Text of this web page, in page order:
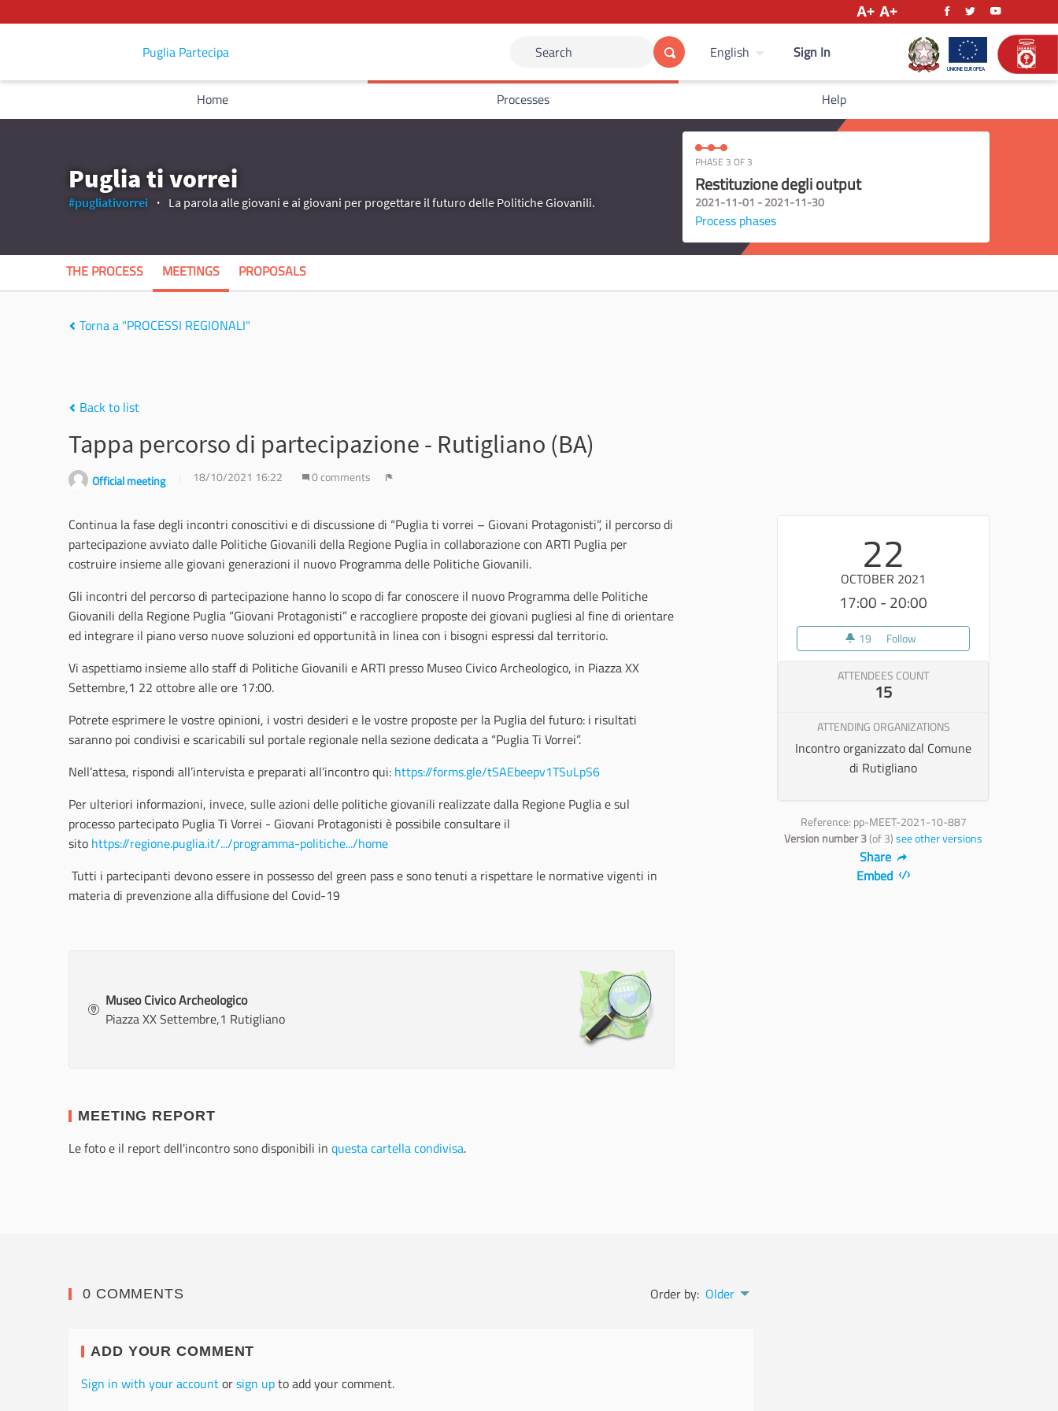
Puglia Partecipa Search English Sign In
Home Processes Help
Puglia ti vorrei
#pugliativorrei La parola alle giovani e ai giovani per progettare il futuro delle Politiche Giovanili.
PHASE 3 OF 3
Restituzione degli output
2021-11-01 - 2021-11-30
Process phases
THE PROCESS MEETINGS PROPOSALS
Torna a "PROCESSI REGIONALI"
Back to list
Tappa percorso di partecipazione - Rutigliano (BA)
Official meeting 18/10/2021 16:22 0 comments
22
OCTOBER 2021
17:00 - 20:00
19 19 followers
Follow
ATTENDEES COUNT
15
ATTENDING ORGANIZATIONS
Incontro organizzato dal Comune
di Rutigliano
Reference: pp-MEET-2021-10-887
Version number 3(of 3)see other versions
Share
Embed
Continua la fase degli incontri conoscitivi e di discussione di “Puglia ti vorrei – Giovani Protagonisti”, il percorso di
partecipazione avviato dalle Politiche Giovanili della Regione Puglia in collaborazione con ARTI Puglia per
costruire insieme alle giovani generazioni il nuovo Programma delle Politiche Giovanili.
Gli incontri del percorso di partecipazione hanno lo scopo di far conoscere il nuovo Programma delle Politiche
Giovanili della Regione Puglia “Giovani Protagonisti” e raccogliere proposte dei giovani pugliesi al fine di orientare
ed integrare il piano verso nuove soluzioni ed opportunità in linea con i bisogni espressi dal territorio.
Vi aspettiamo insieme allo staff di Politiche Giovanili e ARTI presso Museo Civico Archeologico, in Piazza XX
Settembre,1 22 ottobre alle ore 17:00.
Potrete esprimere le vostre opinioni, i vostri desideri e le vostre proposte per la Puglia del futuro: i risultati
saranno poi condivisi e scaricabili sul portale regionale nella sezione dedicata a “Puglia Ti Vorrei”.
Nell’attesa, rispondi all’intervista e preparati all’incontro qui: https://forms.gle/tSAEbeepv1TSuLpS6
Per ulteriori informazioni, invece, sulle azioni delle politiche giovanili realizzate dalla Regione Puglia e sul
processo partecipato Puglia Ti Vorrei - Giovani Protagonisti è possibile consultare il
sito https://regione.puglia.it/.../programma-politiche.../home
Tutti i partecipanti devono essere in possesso del green pass e sono tenuti a rispettare le normative vigenti in
materia di prevenzione alla diffusione del Covid-19
Museo Civico Archeologico
Piazza XX Settembre,1 Rutigliano
MEETING REPORT
Le foto e il report dell'incontro sono disponibili inquesta cartella condivisa.
0 COMMENTS Order by: Older
ADD YOUR COMMENT
Sign in with your accountorsign upto add your comment.